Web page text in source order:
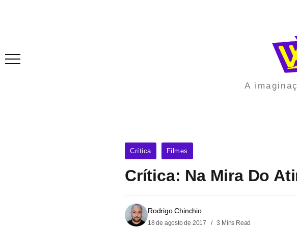
A
Crítica Filmes
Crítica: Na Mira Do
Rodrigo Chinchio
18 de agosto de 2017 3 Mins Read